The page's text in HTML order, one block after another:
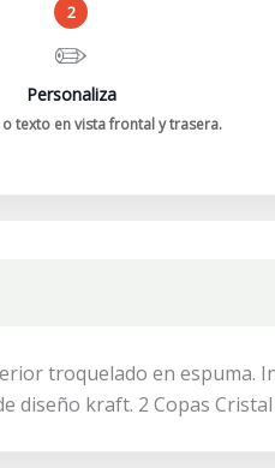
2
✏️
Personaliza
texto en vista frontal y trasera.
troquelado en espuma.
diseño kraft. 2 Copas